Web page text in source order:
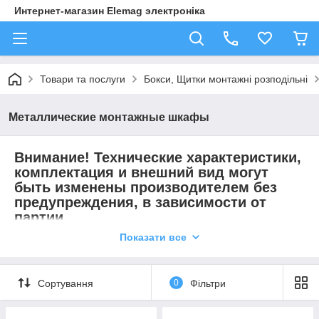
Интернет-магазин Elemag электроніка
Товари та послуги Бокси, Щитки монтажні розподільні
Металлические монтажные шкафы
Внимание! Технические характеристики,
комплектация и внешний вид могут
быть изменены производителем без
предупреждения, в зависимости от
партии.
Компания по производству боксов монтажных в Украине с
Щитки выпускаются как для наружной установки
(монтируются на стену), так и для внутренней установки (
Показати все
Сортування 0 Фільтри